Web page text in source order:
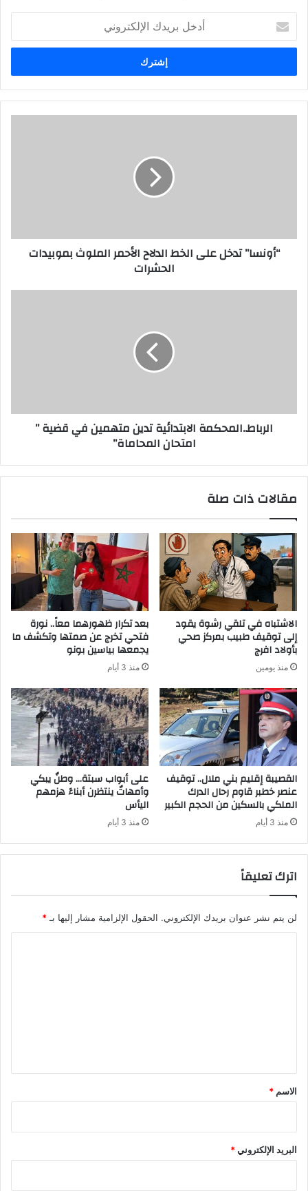
بريدك
الإلكتروني
“أونسا” تدخل على الخط الدلاح الأحمر الملوث بموبيدات
الحشرات
الرباط..المحكمة الابتدائية تدين متهمين في قضية ”
امتحان المحاماة”
مقالات ذات صلة
الاشتباه في تلقي رشوة يقود
إلى توقيف طبيب بمركز صحي
بأولاد افرج
منذ يومين
بعد تكرار ظهورهما معاً.. نورة
فتحي تخرج عن صمتها وتكشف ما
يجمعها بياسين بونو
منذ 3 أيام
القصيبة إقليم بني ملال.. توقيف
عنصر خطبر قاوم رحال الدرك
الملكي بالسكين من الحجم الكبير
منذ 3 أيام
على أبواب سبتة… وطنٌ يبكي
وأمهاتٌ ينتظرن أبناءً هزمهم
اليأس
منذ 3 أيام
اترك تعليقاً
لن يتم نشر عنوان بريدك الإلكتروني. الحقول الإلزامية مشار إليها بـ *
*
الاسم *
البريد الإلكتروني*